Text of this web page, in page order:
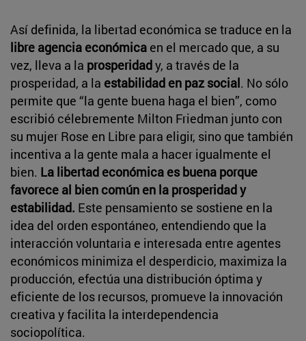
Así definida, la libertad económica se traduce en la
libre agencia económica en el mercado que, a su
vez, lleva a la prosperidady, a través de la
prosperidad, a la estabilidad en paz social. No sólo
permite que “la gente buena haga el bien”, como
escribió célebremente Milton Friedman junto con
su mujer Rose en Libre para eligir, sino que también
incentiva a la gente mala a hacer igualmente el
bien. La libertad económica es buena porque
favorece al bien común en la prosperidad y
estabilidad. Este pensamiento se sostiene en la
idea del orden espontáneo, entendiendo que la
interacción voluntaria e interesada entre agentes
económicos minimiza el desperdicio, maximiza la
producción, efectúa una distribución óptima y
eficiente de los recursos, promueve la innovación
creativa y facilita la interdependencia
sociopolítica.